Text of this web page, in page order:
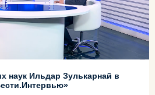
наук Ильдар Зулькарнай в